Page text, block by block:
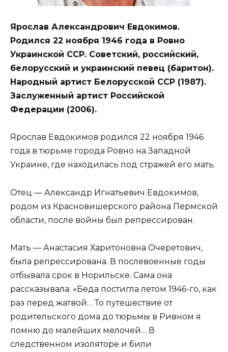
Ярослав Александрович Евдокимов.
Родился 22 ноября 1946 года в Ровно
Украинской ССР. Советский, российский,
белорусский и украинский певец (баритон).
Народный артист Белорусской ССР (1987).
Заслуженный артист Российской
Федерации (2006).
Ярослав Евдокимов родился 22 ноября 1946
года в тюрьме города Ровно на Западной
Украине, где находилась под стражей его мать.
Отец — Александр Игнатьевич Евдокимов,
родом из Красновишерского района Пермской
области, после войны был репрессирован.
Мать — Анастасия Харитоновна Очеретович,
была репрессирована. В послевоенные годы
отбывала срок в Норильске. Сама она
рассказывала: «Беда постигла летом 1946-го, как
раз перед жатвой… То путешествие от
родительского дома до тюрьмы в Ривном я
помню до малейших мелочей… В
следственном изоляторе и били